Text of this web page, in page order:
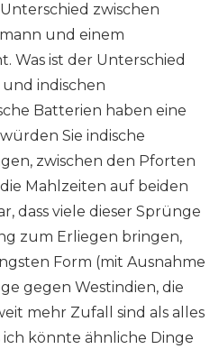
zwischen
und einem
Was ist der Unterschied
indischen
Batterien haben eine
Sie indische
zwischen den Pforten
Mahlzeiten auf beiden
dass viele dieser Sprünge
zum Erliegen bringen,
Form (mit Ausnahme
gegen Westindien, die
mehr Zufall sind als alles
könnte ähnliche Dinge